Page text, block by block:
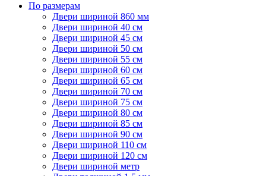
По размерам
Двери шириной 860 мм
Двери шириной 40 см
Двери шириной 45 см
Двери шириной 50 см
Двери шириной 55 см
Двери шириной 60 см
Двери шириной 65 см
Двери шириной 70 см
Двери шириной 75 см
Двери шириной 80 см
Двери шириной 85 см
Двери шириной 90 см
Двери шириной 110 см
Двери шириной 120 см
Двери шириной метр